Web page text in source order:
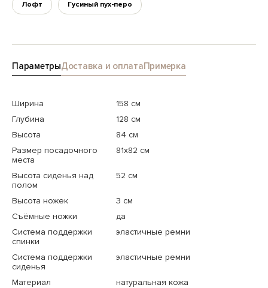
Лофт Гусиный пух-перо
ПараметрыДоставка и оплатаПримерка
Ширина
158 см
Глубина
128 см
Высота
84 см
Размер посадочного
места
81х82 см
Высота сиденья над
полом
52 см
Высота ножек
3 см
Съёмные ножки
да
Система поддержки
спинки
эластичные ремни
Система поддержки
сиденья
эластичные ремни
Материал
натуральная кожа